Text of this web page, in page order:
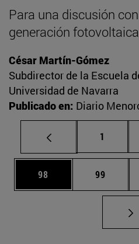
Para una discusión
generación
César Martín-Gómez
Subdirector de la Escuela
Universidad de Navarra
Publicado en: Diario
Página
1
Página
98 Página
99